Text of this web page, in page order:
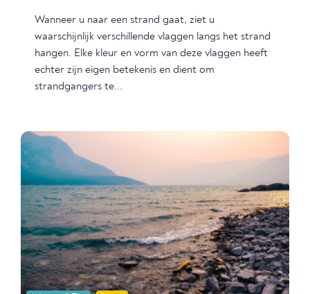
Wanneer u naar een strand gaat, ziet u
waarschijnlijk verschillende vlaggen langs het strand
hangen. Elke kleur en vorm van deze vlaggen heeft
echter zijn eigen betekenis en dient om
strandgangers te...